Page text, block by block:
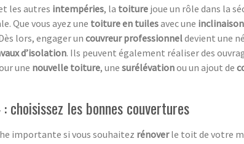
les autres intempéries, la toiture joue un rôle dans la
Que vous ayez une toiture en tuilesavec une inclinaison
lors, engager un couvreur professionneldevient une
d’isolation. Ils peuvent également réaliser des
une nouvelle toiture, une surélévationou un ajout de
choisissez les bonnes couvertures
importante si vous souhaitez rénoverle toit de votre